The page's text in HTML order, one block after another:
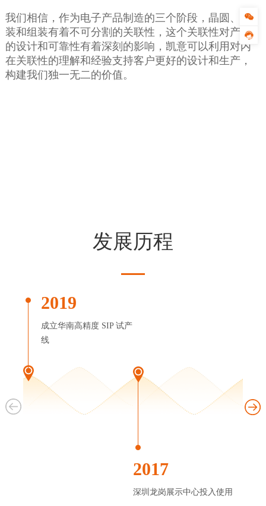
我们相信，作为电子产品制造的三个阶段，晶圆、封
装和组装有着不可分割的关联性，这个关联性对产品
的设计和可靠性有着深刻的影响，凯意可以利用对内
在关联性的理解和经验支持客户更好的设计和生产，
构建我们独一无二的价值。
发展历程
2019
成立华南高精度 SIP 试产
线
2017
深圳龙岗展示中心投入使用